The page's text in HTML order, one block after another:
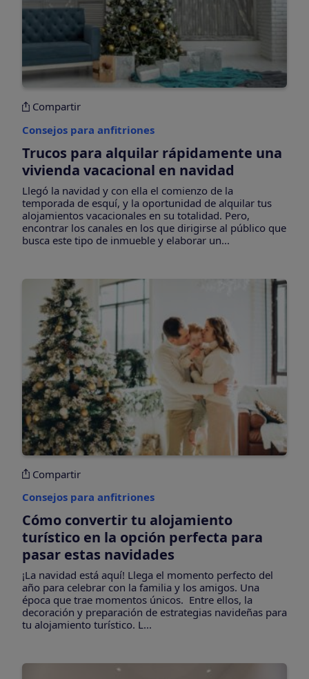
Compartir
Consejos para anfitriones
Trucos para alquilar rápidamente una
vivienda vacacional en navidad
Llegó la navidad y con ella el comienzo de la
temporada de esquí, y la oportunidad de alquilar tus
alojamientos vacacionales en su totalidad. Pero,
encontrar los canales en los que dirigirse al público que
busca este tipo de inmueble y elaborar un...
Compartir
Consejos para anfitriones
Cómo convertir tu alojamiento
turístico en la opción perfecta para
pasar estas navidades
¡La navidad está aquí! Llega el momento perfecto del
año para celebrar con la familia y los amigos. Una
época que trae momentos únicos. Entre ellos, la
decoración y preparación de estrategias navideñas para
tu alojamiento turístico. L...